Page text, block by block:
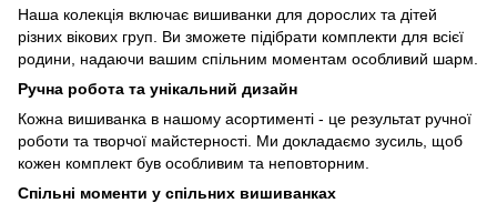
Наша колекція включає вишиванки для дорослих та дітей
різних вікових груп. Ви зможете підібрати комплекти для всієї
родини, надаючи вашим спільним моментам особливий шарм.
Ручна робота та унікальний дизайн
Кожна вишиванка в нашому асортименті - це результат ручної
роботи та творчої майстерності. Ми докладаємо зусиль, щоб
кожен комплект був особливим та неповторним.
Спільні моменти у спільних вишиванках